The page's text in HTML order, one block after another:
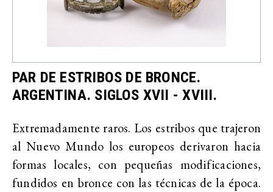
PAR DE ESTRIBOS DE BRONCE.
ARGENTINA. SIGLOS XVII - XVIII.
Extremadamente raros. Los estribos que trajeron
al Nuevo Mundo los europeos derivaron hacia
formas locales, con pequeñas modificaciones,
fundidos en bronce con las técnicas de la época.